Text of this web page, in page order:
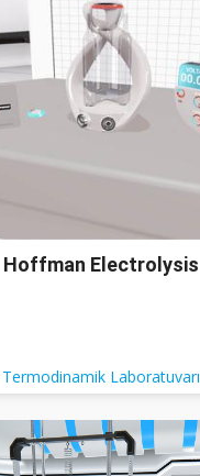
Hoffman Electrolysis
Termodinamik Laboratuvarı